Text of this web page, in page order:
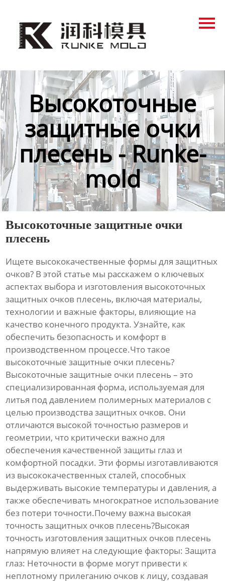
Продукция
КонтактыВысокоточные
защитные очки
плесень - Runke-
mold
Высокоточные защитные очки
плесень
Ищете высококачественные формы для защитных
очков? В этой статье мы расскажем о ключевых
аспектах выбора и изготовления высокоточных
защитных очков плесень, включая материалы,
технологии и важные факторы, влияющие на
качество конечного продукта. Узнайте, как
обеспечить безопасность и комфорт в
производственном процессе.Что такое
высокоточные защитные очки плесень?
Высокоточные защитные очки плесень – это
специализированная форма, используемая для
литья под давлением полимерных материалов с
целью производства защитных очков. Они
отличаются высокой точностью размеров и
геометрии, что критически важно для
обеспечения качественной защиты глаз и
комфортной посадки. Эти формы изготавливаются
из высококачественных сталей, способных
выдерживать высокие температуры и давления, а
также обеспечивать многократное использование
без потери точности.Почему важна высокая
точностьзащитных очков плесень?Высокая
точность изготовлениязащитных очков плесень
напрямую влияет на следующие факторы:Защита
глаз: Неточности в форме могут привести к
неплотному прилеганию очков к лицу, создавая